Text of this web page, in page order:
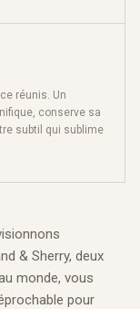
réunis. Un
conserve sa
subtil qui sublime
& Sherry, deux
monde, vous
pour